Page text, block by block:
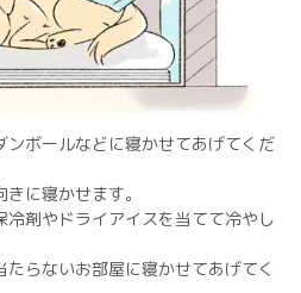
ンボールなどに寝かせてあげてくだ
に寝かせます。
冷剤やドライアイスを当てて冷やし
らないお部屋に寝かせてあげてく